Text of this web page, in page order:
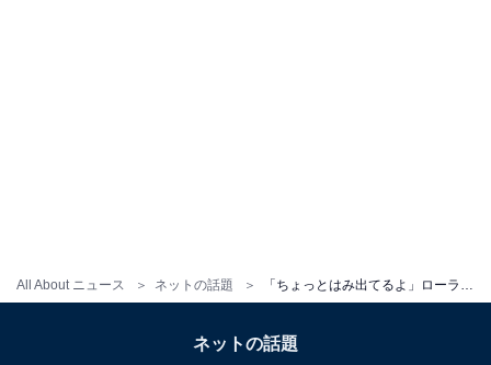
All About ニュース ネットの話題
ネットの話題